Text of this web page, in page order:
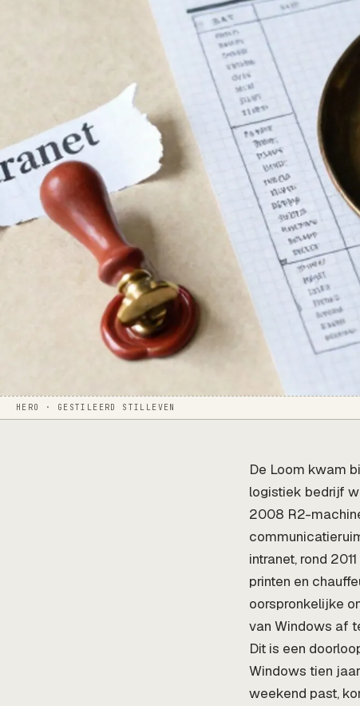
HERO · GESTILEERD STILLEVEN
De Loom kwam
logistiek bedrijf
2008 R2-
intranet, rond
printen en
oorspronkelijke
van Windows af
Dit is een
Windows tien
weekend past,